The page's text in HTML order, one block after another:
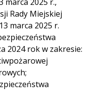
Rady Miejskiej
marca 2025 r.
2024 rok w zakresie: